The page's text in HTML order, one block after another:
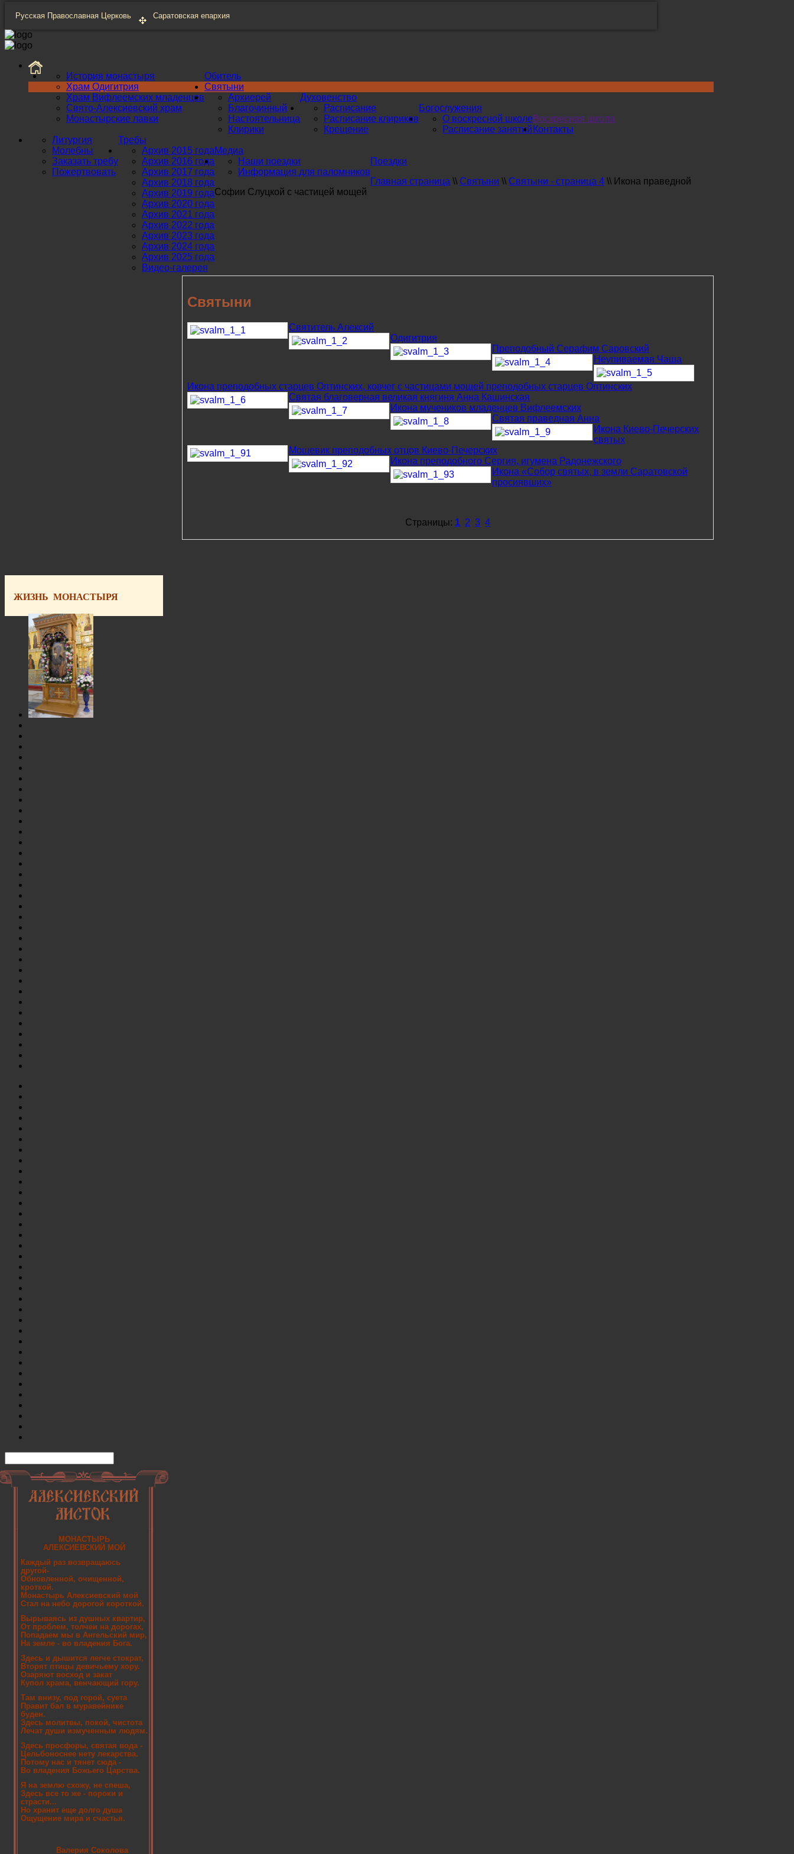
Русская Православная Церковь Саратовская епархия
Обитель
История монастыря
Храм Одигитрия
Храм Вифлеемских младенцев
Свято-Алексиевский храм
Монастырские лавки
Святыни
Духовенство
Архиерей
Благочинный
Настоятельница
Клирики
Богослужения
Расписание
Расписание клириков
Крещение
Воскресная школа
О воскресной школе
Расписание занятий Контакты
Требы
Литургия
Молебны
Заказать требу
Пожертвовать
Медиа
Архив 2015 года
Архив 2016 года
Архив 2017 года
Архив 2018 года
Архив 2019 года
Архив 2020 года
Архив 2021 года
Архив 2022 года
Архив 2023 года
Архив 2024 года
Архив 2025 года
Видео-галерея
Поездки
Наши поездки
Информация для паломников
Главная страница \\ Святыни \\ Святыни - страница 4 \\ Икона праведной
Софии Слуцкой с частицей мощей
Святыни
Святитель Алексий
Одигитрия
Преподобный Серафим Саровский
Неупиваемая Чаша
Икона преподобных старцев Оптинских, ковчег с частицами мощей преподобных старцев Оптинских
Святая благоверная великая княгиня Анна Кашинская
Икона мучеников младенцев Вифлеемских
Святая праведная Анна
Икона Киево-Печерских
святых
Мощевик преподобных отцов Киево-Печерских
Икона преподобного Сергия, игумена Радонежского
Икона «Собор святых, в земли Саратовской
просиявших»
Страницы: 1 2 3 4
ЖИЗНЬ МОНАСТЫРЯ
МОНАСТЫРЬ
АЛЕКСИЕВСКИЙ МОЙ
Каждый раз возвращаюсь
другой-
Обновленной, очищенной,
кроткой.
Монастырь Алексиевский мой
Стал на небо дорогой короткой.
Вырываясь из душных квартир,
От проблем, толчеи на дорогах,
Попадаем мы в Ангельский мир,
На земле - во владения Бога.
Здесь и дышится легче стократ,
Вторят птицы девичьему хору.
Озаряют восход и закат
Купол храма, венчающий гору.
Там внизу, под горой, суета
Правит бал в муравейнике
буден.
Здесь молитвы, покой, чистота
Лечат души измученным людям.
Здесь просфоры, святая вода -
Цельбоноснее нету лекарства.
Потому нас и тянет сюда -
Во владения Божьего Царства.
Я на землю схожу, не спеша,
Здесь все то же - пороки и
страсти...
Но хранит еще долго душа
Ощущение мира и счастья.
Валерия Соколова